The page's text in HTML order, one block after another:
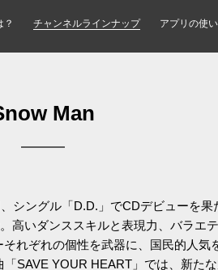
？ チャンネルラインナップ アプリの使
Man
シングル「D.D.」でCDデビューを
高いダンススキルと表現力、バラエ
れぞれの個性を武器に、国民的人気
「SAVE YOUR HEART」では、新た